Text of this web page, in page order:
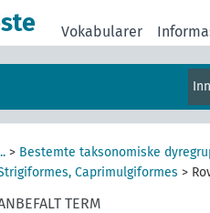
Vokabularer
> Bestemte taksonomiske
Caprimulgiformes >
TERM